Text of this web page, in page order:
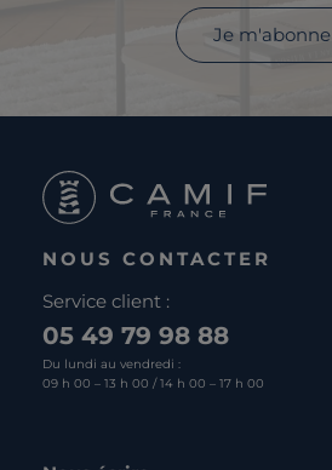
Je m'abonne
NOUS CONTACTER
Service client :
05 49 79 98 88
Du lundi au vendredi :
09 h 00 – 13 h 00 / 14 h 00 – 17 h 00